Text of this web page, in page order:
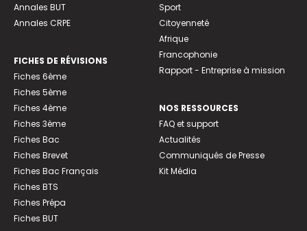
Annales BUT
Annales CRPE
FICHES DE RÉVISIONS
Fiches 6ème
Fiches 5ème
Fiches 4ème
Fiches 3ème
Fiches Bac
Fiches Brevet
Fiches Bac Français
Fiches BTS
Fiches Prépa
Fiches BUT
Sport
Citoyenneté
Afrique
Francophonie
Rapport - Entreprise à mission
NOS RESSOURCES
FAQ et support
Actualités
Communiqués de Presse
Kit Média